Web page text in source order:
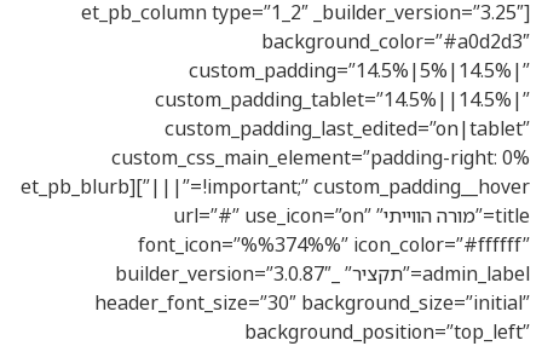
[et_pb_column type=”1_2″ _builder_version=”3.25″
background_color=”#a0d2d3″
custom_padding=”14.5%|5%|14.5%|”
custom_padding_tablet=”14.5%||14.5%|”
custom_padding_last_edited=”on|tablet”
custom_css_main_element=”padding-right: 0%
!important;” custom_padding__hover=”|||”][et_pb_blurb
title=”מורה הווייתי” url=”#” use_icon=”on”
font_icon=”%%374%%” icon_color=”#ffffff”
admin_label=”תקציר” _builder_version=”3.0.87″
header_font_size=”30″ background_size=”initial”
background_position=”top_left”